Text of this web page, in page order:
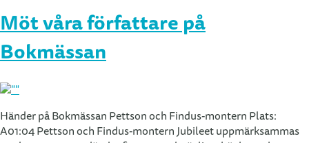
Möt våra författare på
Bokmässan
Händer på Bokmässan Pettson och Findus-montern Plats:
A01:04 Pettson och Findus-montern Jubileet uppmärksammas